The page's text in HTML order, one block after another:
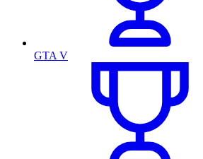
GTA V